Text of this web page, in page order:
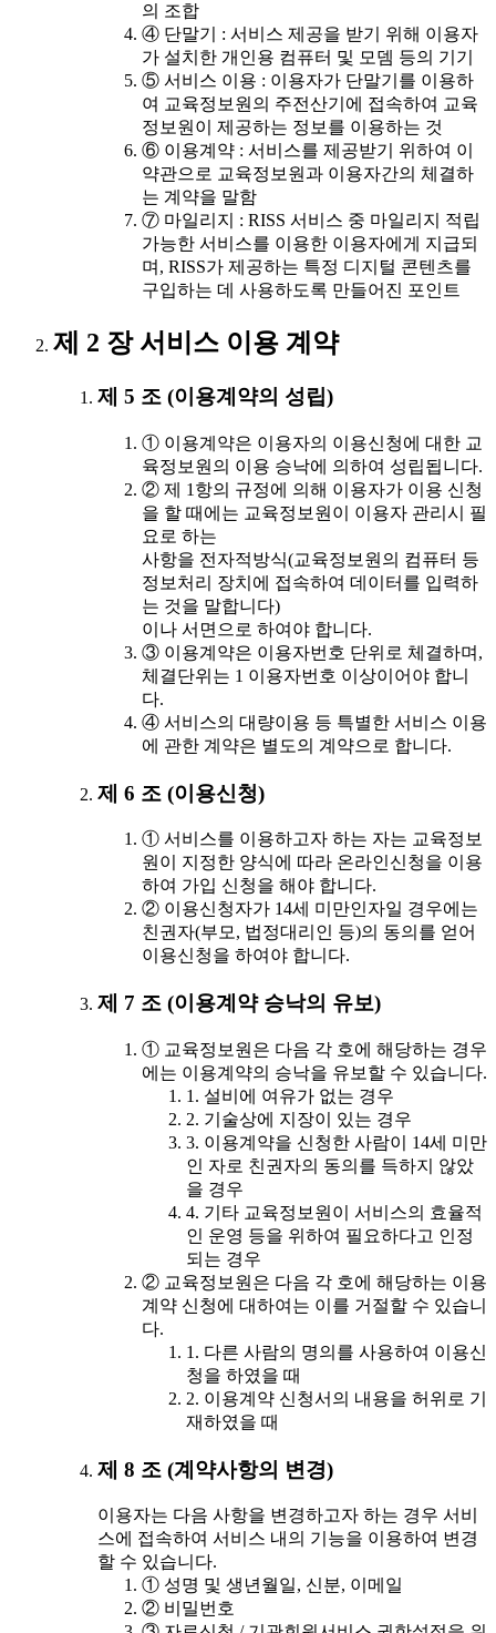
의 조합
④ 단말기 : 서비스 제공을 받기 위해 이용자
가 설치한 개인용 컴퓨터 및 모뎀 등의 기기
⑤ 서비스 이용 : 이용자가 단말기를 이용하
여 교육정보원의 주전산기에 접속하여 교육
정보원이 제공하는 정보를 이용하는 것
⑥ 이용계약 : 서비스를 제공받기 위하여 이
약관으로 교육정보원과 이용자간의 체결하
는 계약을 말함
⑦ 마일리지 : RISS 서비스 중 마일리지 적립
가능한 서비스를 이용한 이용자에게 지급되
며, RISS가 제공하는 특정 디지털 콘텐츠를
구입하는 데 사용하도록 만들어진 포인트
제 2 장 서비스 이용 계약
제 5 조 (이용계약의 성립)
① 이용계약은 이용자의 이용신청에 대한 교
육정보원의 이용 승낙에 의하여 성립됩니다.
② 제 1항의 규정에 의해 이용자가 이용 신청
을 할 때에는 교육정보원이 이용자 관리시 필
요로 하는
사항을 전자적방식(교육정보원의 컴퓨터 등
정보처리 장치에 접속하여 데이터를 입력하
는 것을 말합니다)
이나 서면으로 하여야 합니다.
③ 이용계약은 이용자번호 단위로 체결하며,
체결단위는 1 이용자번호 이상이어야 합니
다.
④ 서비스의 대량이용 등 특별한 서비스 이용
에 관한 계약은 별도의 계약으로 합니다.
제 6 조 (이용신청)
① 서비스를 이용하고자 하는 자는 교육정보
원이 지정한 양식에 따라 온라인신청을 이용
하여 가입 신청을 해야 합니다.
② 이용신청자가 14세 미만인자일 경우에는
친권자(부모, 법정대리인 등)의 동의를 얻어
이용신청을 하여야 합니다.
제 7 조 (이용계약 승낙의 유보)
① 교육정보원은 다음 각 호에 해당하는 경우
에는 이용계약의 승낙을 유보할 수 있습니다.
1. 설비에 여유가 없는 경우
2. 기술상에 지장이 있는 경우
3. 이용계약을 신청한 사람이 14세 미만
인 자로 친권자의 동의를 득하지 않았
을 경우
4. 기타 교육정보원이 서비스의 효율적
인 운영 등을 위하여 필요하다고 인정
되는 경우
② 교육정보원은 다음 각 호에 해당하는 이용
계약 신청에 대하여는 이를 거절할 수 있습니
다.
1. 다른 사람의 명의를 사용하여 이용신
청을 하였을 때
2. 이용계약 신청서의 내용을 허위로 기
재하였을 때
제 8 조 (계약사항의 변경)
이용자는 다음 사항을 변경하고자 하는 경우 서비
스에 접속하여 서비스 내의 기능을 이용하여 변경
할 수 있습니다.
① 성명 및 생년월일, 신분, 이메일
② 비밀번호